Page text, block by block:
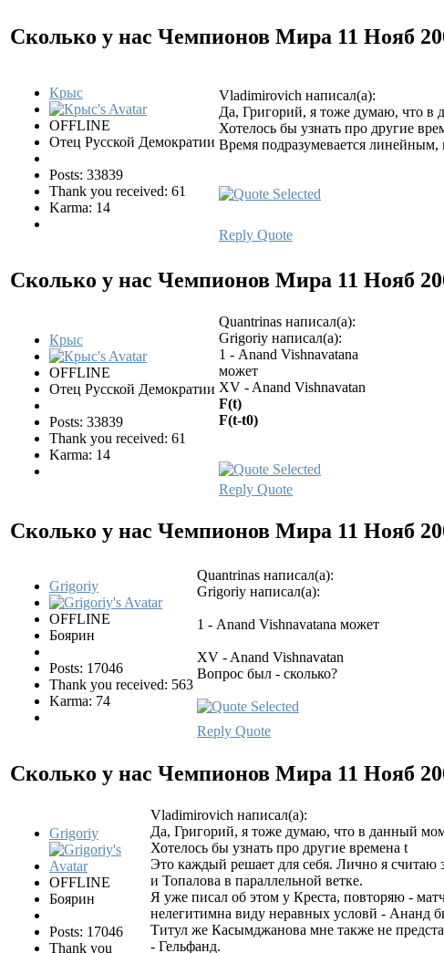
Сколько у нас Чемпионов Мира 11 Нояб
Крыс
OFFLINE
Отец Русской Демократии
Posts: 33839
Thank you received: 61
Karma: 14
Vladimirovich написал(а):
Да, Григорий, я тоже думаю, что в
Хотелось бы узнать про другие
Время подразумевается
Reply Quote
Сколько у нас Чемпионов Мира 11 Нояб
Крыс
OFFLINE
Отец Русской Демократии
Posts: 33839
Thank you received: 61
Karma: 14
Quantrinas написал(а):
Grigoriy написал(а):
1 - Anand Vishnavatanа
может
XV - Anand Vishnavatan
F(t)
F(t-t0)
Reply Quote
Сколько у нас Чемпионов Мира 11 Нояб
Grigoriy
OFFLINE
Боярин
Posts: 17046
Thank you received: 563
Karma: 74
Quantrinas написал(а):
Grigoriy написал(а):
1 - Anand Vishnavatanа может
XV - Anand Vishnavatan
Вопрос был - сколько?
Reply Quote
Сколько у нас Чемпионов Мира 11 Нояб
Grigoriy
OFFLINE
Боярин
Posts: 17046
Thank you
Vladimirovich написал(а):
Да, Григорий, я тоже думаю, что в данный
Хотелось бы узнать про другие времена t
Это каждый решает для себя. Лично я
и Топалова в параллельной ветке.
Я уже писал об этом у Креста, повторяю -
нелeгитимнa виду неравных условй - Ананд
Титул же Касымджанова мне также не
- Гельфанд.